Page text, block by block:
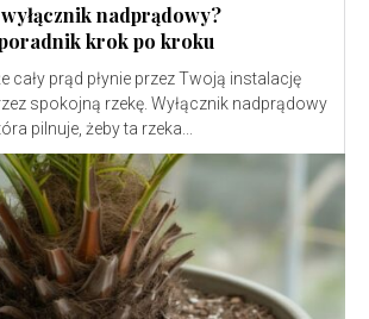
wyłącznik nadprądowy?
krok po kroku
cały prąd płynie przez Twoją instalację
spokojną rzekę. Wyłącznik nadprądowy
pilnuje, żeby ta rzeka...